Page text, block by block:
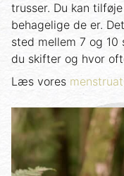
trusser. Du kan
behagelige de er.
sted mellem 7 og
du skifter og hvor
Læs vores